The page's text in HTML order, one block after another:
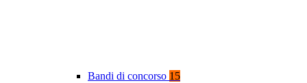
Bandi di concorso 15